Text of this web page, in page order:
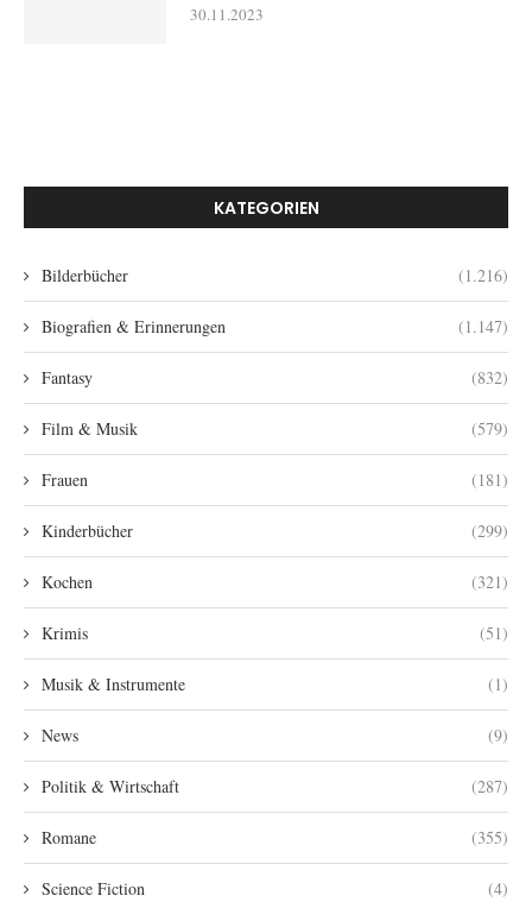
30.11.2023
KATEGORIEN
Bilderbücher (1.216)
Biografien & Erinnerungen (1.147)
Fantasy (832)
Film & Musik (579)
Frauen (181)
Kinderbücher (299)
Kochen (321)
Krimis (51)
Musik & Instrumente (1)
News (9)
Politik & Wirtschaft (287)
Romane (355)
Science Fiction (4)